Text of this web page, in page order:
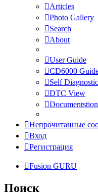
Articles
Photo Gallery
Search
About
User Guide
CD6000
Self Diagnostic
DTC View
Непрочитанные
Вход
Регистрация
Fusion GURU
Поиск